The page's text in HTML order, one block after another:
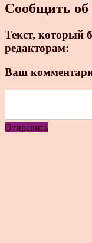
Сообщить об
Текст, который
редакторам:
Ваш
Отправить